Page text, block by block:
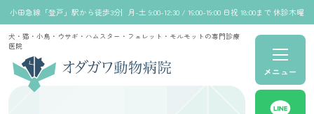
犬・猫・小鳥・ウサギ・ハムスター・フェレット・モルモットの専門診療
医院
小田急線「登戸」駅から徒歩3分 月-土 9:00-12:30 / 16:00-19:00 日祝 18:00まで 休診木曜
メニュー